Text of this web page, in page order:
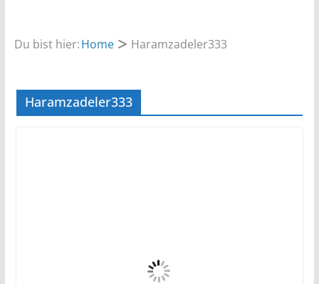
Du bist hier:Home Haramzadeler333
Haramzadeler333